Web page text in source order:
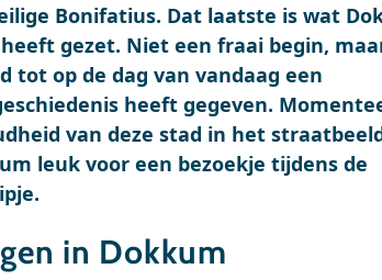
Bonifatius. Dat laatste is wat
gezet. Niet een fraai begin,
tot op de dag van vandaag een
heeft gegeven.
van deze stad in het
leuk voor een bezoekje tijdens de
in Dokkum